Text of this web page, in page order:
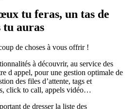
tu feras, un tas de
tu auras
de choses à vous offrir !
à découvrir, au service des
d appel, pour une gestion optimale de
des files d’attente, tags et
click to call, appels vidéo…
de dresser la liste des